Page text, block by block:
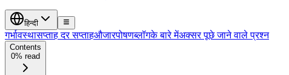
हिन्दी
गर्भावस्थासप्ताह दर सप्ताहऔजारपोषणब्लॉगके बारे मेंअक्सर पूछे जाने वाले प्रश्न
Contents
0% read